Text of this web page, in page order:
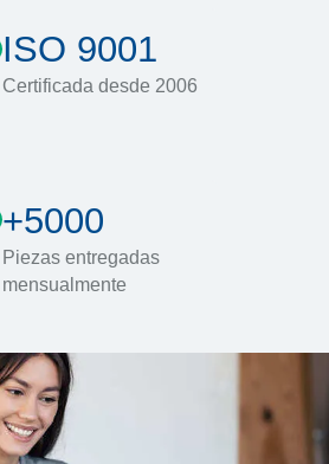
ISO 9001
Certificada desde 2006
+5000
Piezas entregadas
mensualmente